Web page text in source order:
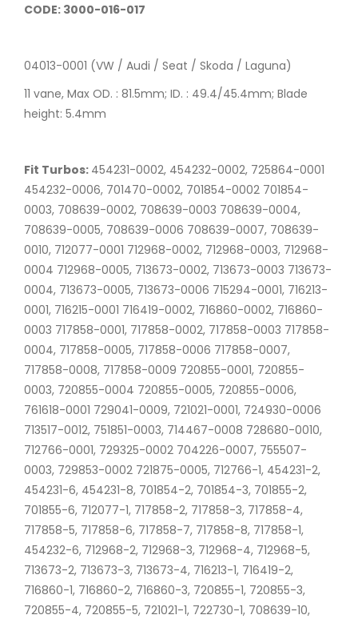
CODE: 3000-016-017
04013-0001 (VW / Audi / Seat / Skoda / Laguna)
11 vane, Max OD. : 81.5mm; ID. : 49.4/45.4mm; Blade
height: 5.4mm
Fit Turbos: 454231-0002, 454232-0002, 725864-0001
454232-0006, 701470-0002, 701854-0002 701854-
0003, 708639-0002, 708639-0003 708639-0004,
708639-0005, 708639-0006 708639-0007, 708639-
0010, 712077-0001 712968-0002, 712968-0003, 712968-
0004 712968-0005, 713673-0002, 713673-0003 713673-
0004, 713673-0005, 713673-0006 715294-0001, 716213-
0001, 716215-0001 716419-0002, 716860-0002, 716860-
0003 717858-0001, 717858-0002, 717858-0003 717858-
0004, 717858-0005, 717858-0006 717858-0007,
717858-0008, 717858-0009 720855-0001, 720855-
0003, 720855-0004 720855-0005, 720855-0006,
761618-0001 729041-0009, 721021-0001, 724930-0006
713517-0012, 751851-0003, 714467-0008 728680-0010,
712766-0001, 729325-0002 704226-0007, 755507-
0003, 729853-0002 721875-0005, 712766-1, 454231-2,
454231-6, 454231-8, 701854-2, 701854-3, 701855-2,
701855-6, 712077-1, 717858-2, 717858-3, 717858-4,
717858-5, 717858-6, 717858-7, 717858-8, 717858-1,
454232-6, 712968-2, 712968-3, 712968-4, 712968-5,
713673-2, 713673-3, 713673-4, 716213-1, 716419-2,
716860-1, 716860-2, 716860-3, 720855-1, 720855-3,
720855-4, 720855-5, 721021-1, 722730-1, 708639-10,